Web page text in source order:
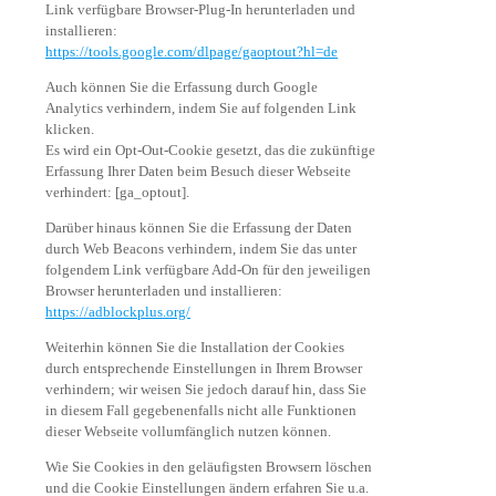
Link verfügbare Browser-Plug-In herunterladen und
installieren:
https://tools.google.com/dlpage/gaoptout?hl=de
Auch können Sie die Erfassung durch Google
Analytics verhindern, indem Sie auf folgenden Link
klicken.
Es wird ein Opt-Out-Cookie gesetzt, das die zukünftige
Erfassung Ihrer Daten beim Besuch dieser Webseite
verhindert: [ga_optout].
Darüber hinaus können Sie die Erfassung der Daten
durch Web Beacons verhindern, indem Sie das unter
folgendem Link verfügbare Add-On für den jeweiligen
Browser herunterladen und installieren:
https://adblockplus.org/
Weiterhin können Sie die Installation der Cookies
durch entsprechende Einstellungen in Ihrem Browser
verhindern; wir weisen Sie jedoch darauf hin, dass Sie
in diesem Fall gegebenenfalls nicht alle Funktionen
dieser Webseite vollumfänglich nutzen können.
Wie Sie Cookies in den geläufigsten Browsern löschen
und die Cookie Einstellungen ändern erfahren Sie u.a.